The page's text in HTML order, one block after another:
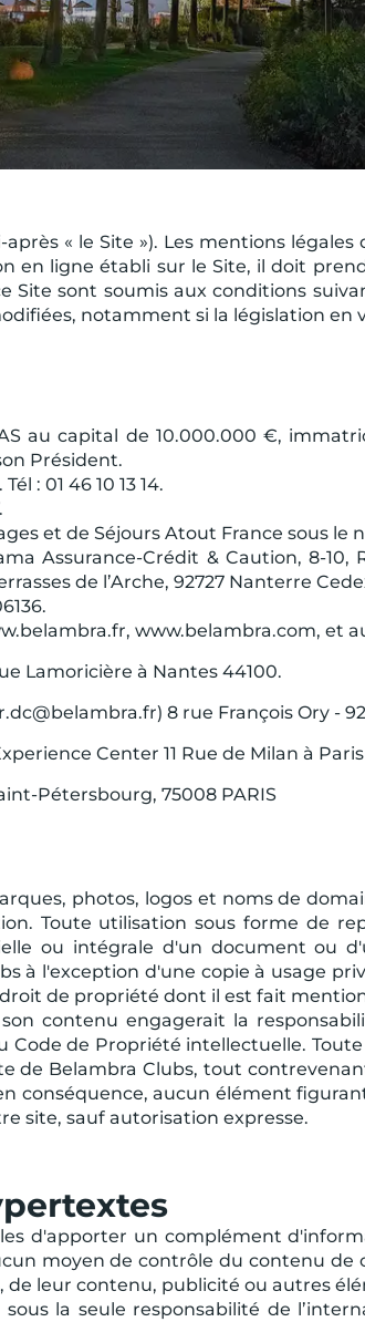
« le Site »). Les mentions
en ligne établi sur le Site, il doit
Site sont soumis aux conditions
notamment si la législation en
au capital de 10.000.000 €,
Président.
: 01 46 10 13 14.
et de Séjours Atout France sous le
Assurance-Crédit & Caution, 8-10,
de l’Arche, 92727 Nanterre
www.belambra.com, et
Lamoricière à Nantes 44100.
8 rue François Ory -
Center 11 Rue de Milan à
Pétersbourg, 75008 PARIS
photos, logos et noms de
Toute utilisation sous forme de
ou intégrale d'un document ou
à l'exception d'une copie à usage
de propriété dont il est fait
contenu engagerait la
Code de Propriété intellectuelle.
de Belambra Clubs, tout
conséquence, aucun élément
site, sauf autorisation expresse.
d'apporter un complément
moyen de contrôle du contenu
leur contenu, publicité ou autres
la seule responsabilité de